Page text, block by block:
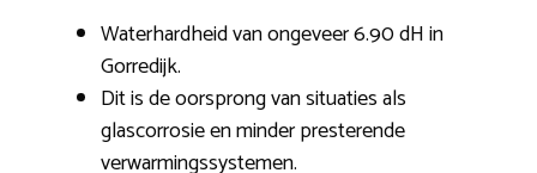
Waterhardheid van ongeveer 6.90 dH in
Gorredijk.
Dit is de oorsprong van situaties als
glascorrosie en minder presterende
verwarmingssystemen.